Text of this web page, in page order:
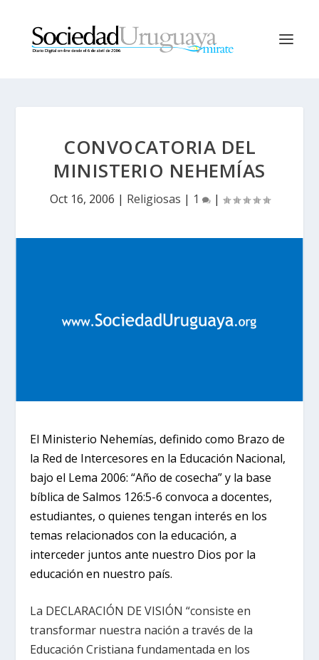
CONVOCATORIA DEL
MINISTERIO NEHEMÍAS
Oct 16, 2006 | Religiosas | 1 |
El Ministerio Nehemías, definido como Brazo de
la Red de Intercesores en la Educación Nacional,
bajo el Lema 2006: “Año de cosecha” y la base
bíblica de Salmos 126:5-6 convoca a docentes,
estudiantes, o quienes tengan interés en los
temas relacionados con la educación, a
interceder juntos ante nuestro Dios por la
educación en nuestro país.
La DECLARACIÓN DE VISIÓN “consiste en
transformar nuestra nación a través de la
Educación Cristiana fundamentada en los